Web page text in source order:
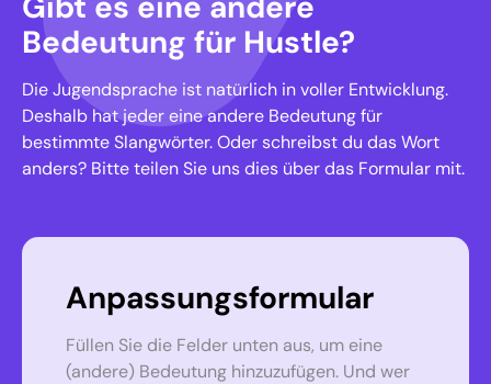
Bedeutung für Hustle?
Die Jugendsprache ist natürlich in voller Entwicklung.
Deshalb hat jeder eine andere Bedeutung für
bestimmte Slangwörter. Oder schreibst du das Wort
anders? Bitte teilen Sie uns dies über das Formular mit.
Anpassungsformular
Füllen Sie die Felder unten aus, um eine
(andere) Bedeutung hinzuzufügen. Und wer